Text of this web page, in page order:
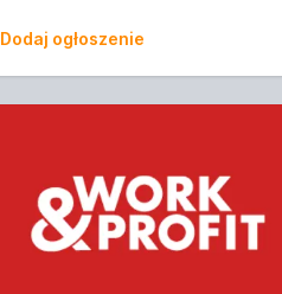
Dodaj ogłoszenie